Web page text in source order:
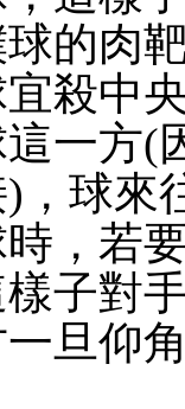
的肉
殺中
一方(
，球來
，若
子對
一旦